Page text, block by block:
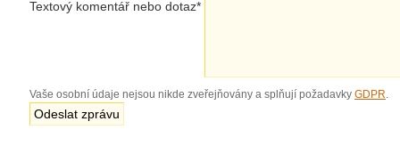
Textový komentář nebo dotaz*
Vaše osobní údaje nejsou nikde zveřejňovány a splňují požadavky GDPR.